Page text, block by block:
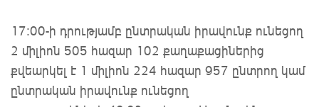
17:00-ի դրությամբ ընտրական իրավունք ունեցող
2 միլիոն 505 հազար 102 քաղաքացիներից
քվեարկել է 1 միլիոն 224 հազար 957 ընտրող կամ
ընտրական իրավունք ունեցող